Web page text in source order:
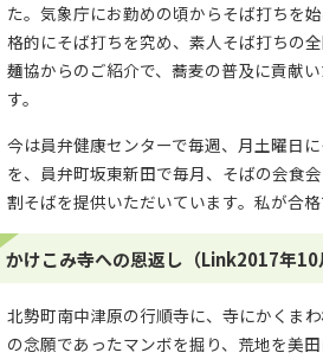
た。気象庁にお勤めの頃からそば打ちを
格的にそば打ちを究め、素人そば打ちの
麺協からのご紹介で、蕎麦の普及に貢献
す。
今は員弁健康センターで毎週、月土曜日
を、員弁町坂東新田で毎月、そばの会食
割そばを提供いただいています。私が合
かけこみ寺への恩返し（Link2017年10
北勢町南中津原の行順寺に、寺にかくま
の念願であったマンボを掘り、荒地を美